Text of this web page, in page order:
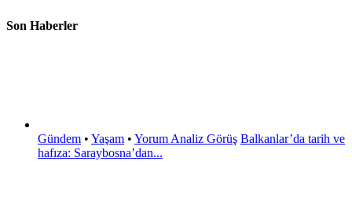
Son Haberler
Gündem • Yaşam • Yorum Analiz Görüş Balkanlar’da tarih ve
hafıza: Saraybosna’dan...